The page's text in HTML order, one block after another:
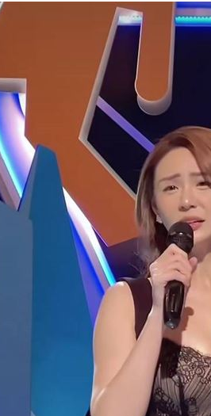
國泰小龍基金布局曝光 01:05
我的 睡車竟被收住宿費 01:04
她公開致富關鍵：超孝順
衝90% 目標價上看220元 01:00
被判死 引發社會震驚 00:49
棒亞軍 張善政接機 00:47
播
18:00
跨海追星吃美食！ 18:15